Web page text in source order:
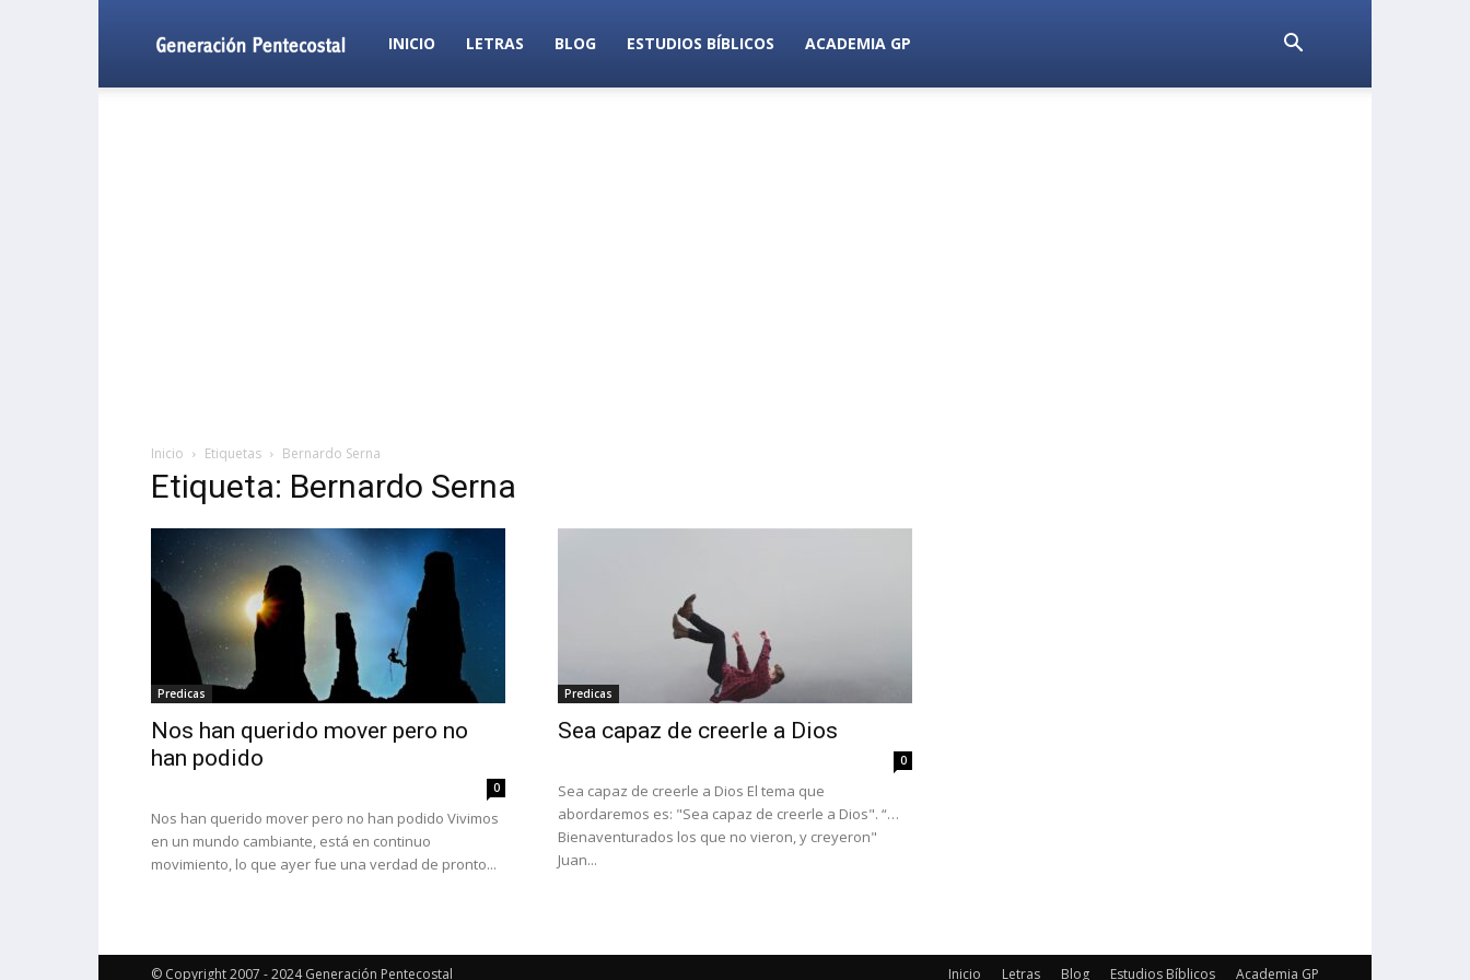
Generación
INICIO LETRAS BLOG ESTUDIOS BÍBLICOS ACADEMIA GP
Inicio Etiquetas Bernardo Serna
Etiqueta: Bernardo Serna
Predicas
Nos han querido mover pero no
han podido
0
Nos han querido mover pero no han podido Vivimos
en un mundo cambiante, está en continuo
movimiento, lo que ayer fue una verdad de pronto...
Predicas
Sea capaz de creerle a Dios
0
Sea capaz de creerle a Dios El tema que
abordaremos es: "Sea capaz de creerle a Dios". “…
Bienaventurados los que no vieron, y creyeron"
Juan...
Inicio Letras Blog Estudios Bíblicos Academia GP
© Copyright 2007 - 2024 Generación Pentecostal